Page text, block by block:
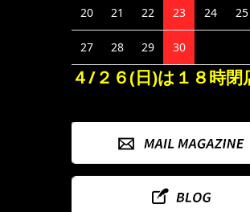
20 21 22 23 24 25
27 28 29 30
４/２６(日)は１８時閉